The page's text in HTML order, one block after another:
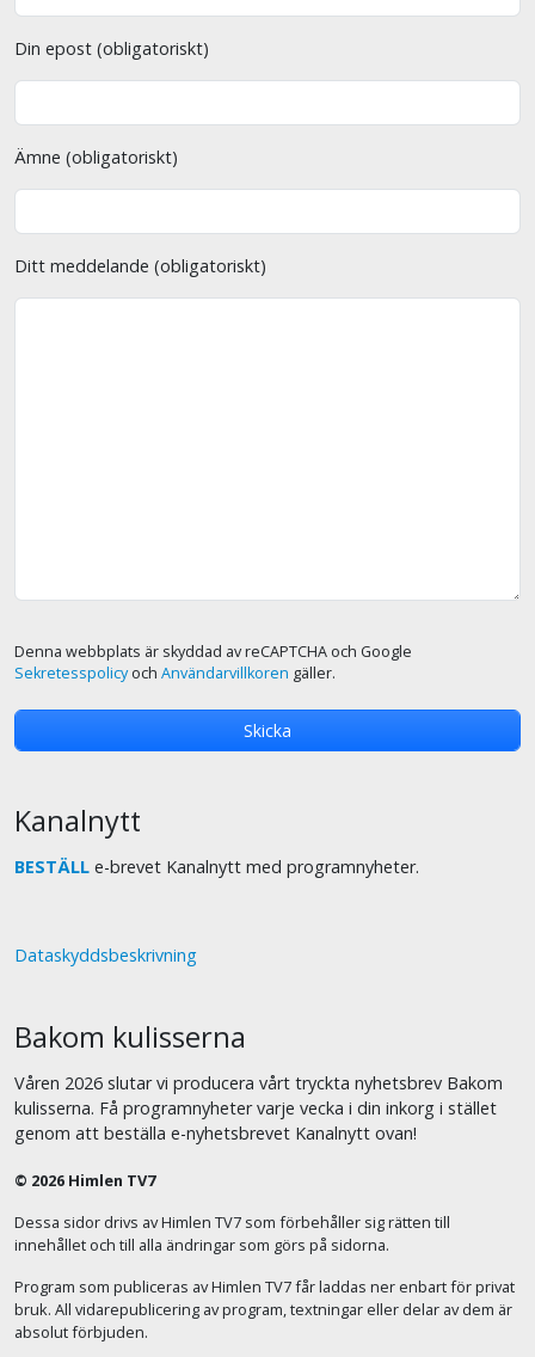
Din epost (obligatoriskt)
Ämne (obligatoriskt)
Ditt meddelande (obligatoriskt)
Denna webbplats är skyddad av reCAPTCHA och Google
Sekretesspolicyoch Användarvillkoren gäller.
Kanalnytt
BESTÄLL e-brevet Kanalnytt med programnyheter.
Dataskyddsbeskrivning
Bakom kulisserna
Våren 2026 slutar vi producera vårt tryckta nyhetsbrev Bakom
kulisserna. Få programnyheter varje vecka i din inkorg i stället
genom att beställa e-nyhetsbrevet Kanalnytt ovan!
© 2026 Himlen TV7
Dessa sidor drivs av Himlen TV7 som förbehåller sig rätten till
innehållet och till alla ändringar som görs på sidorna.
Program som publiceras av Himlen TV7 får laddas ner enbart för privat
bruk. All vidarepublicering av program, textningar eller delar av dem är
absolut förbjuden.